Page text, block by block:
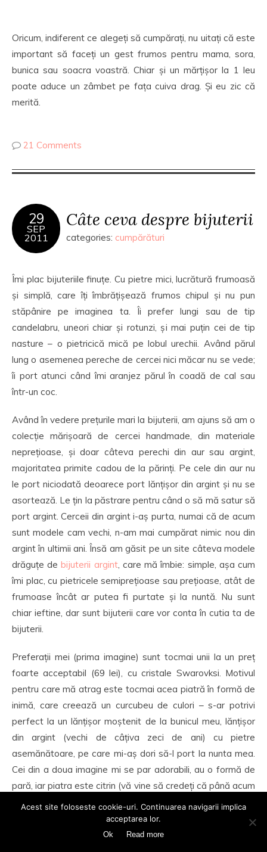
Oricum, indiferent ce alegeți să cumpărați, nu uitați că este
important să faceți un gest frumos pentru mama, sora,
bunica sau soacra voastră. Chiar și un mărțișor la 1 leu
poate aduce un zâmbet pe fața cuiva drag. Și eu zic că
merită.
21 Comments
29
SEP
2011
Câte ceva despre bijuterii
categories: cumpărături
Îmi plac bijuteriile finuțe. Cu pietre mici, lucrătură frumoasă
și simplă, care îți îmbrățișează frumos chipul și nu pun
stăpânire pe imaginea ta. Îi prefer lungi sau de tip
candelabru, uneori chiar și rotunzi, și mai puțin cei de tip
nasture – o pietricică mică pe lobul urechii. Având părul
lung o asemenea pereche de cercei nici măcar nu se vede;
îi port atunci când îmi aranjez părul în coadă de cal sau
într-un coc.
Având în vedere prețurile mari la bijuterii, am ajuns să am o
colecție mărișoară de cercei handmade, din materiale
neprețioase, și doar câteva perechi din aur sau argint,
majoritatea primite cadou de la părinți. Pe cele din aur nu
le port niciodată deoarece port lănțișor din argint și nu se
asortează. Le țin la păstrare pentru când o să mă satur să
port argint. Cerceii din argint i-aș purta, numai că de acum
sunt modele cam vechi, n-am mai cumpărat nimic nou din
argint în ultimii ani. Însă am găsit pe un site câteva modele
drăguțe debijuterii argint, care mă îmbie: simple, așa cum
îmi plac, cu pietricele semiprețioase sau prețioase, atât de
frumoase încât ar putea fi purtate și la nuntă. Nu sunt
chiar ieftine, dar sunt bijuterii care vor conta în cutia ta de
bijuterii.
Preferații mei (prima imagine) sunt tocmai unii la un preț
foarte acceptabil (69 lei), cu cristale Swarovksi. Motivul
pentru care mă atrag este tocmai acea piatră în formă de
inimă, care creează un curcubeu de culori – s-ar potrivi
perfect la un lănțișor moștenit de la bunicul meu, lănțișor
din argint (vechi de câțiva zeci de ani) cu pietre
asemănătoare, pe care mi-aș dori să-l port la nunta mea.
Cei din a doua imagine mi se par adorabili, au o formă de
pară, iar piatra este citrin (vă vine să credeți că până acum
nici nu auzisem de această piatră semiprețioasă?). A treia
pereche este cea mai valoroasă, conține pietre de safir și
Acest site foloseste cookie-uri. Continuarea navigarii implica
acceptarea lor.
Ok Read more